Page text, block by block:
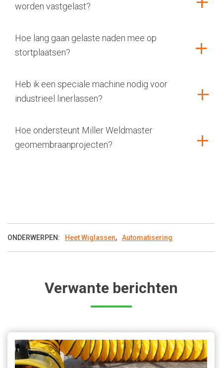
worden vastgelast?
Hoe lang gaan gelaste naden mee op
stortplaatsen?
Heb ik een speciale machine nodig voor
industrieel linerlassen?
Hoe ondersteunt Miller Weldmaster
geomembraanprojecten?
ONDERWERPEN: Heet Wiglassen, Automatisering
Verwante berichten